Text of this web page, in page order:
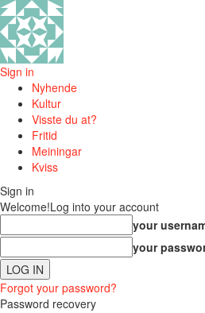
Sign in
Nyhende
Kultur
Visste du at?
Fritid
Meiningar
Kviss
Sign in
Welcome!Log into your account
your
your
Forgot your password?
Password recovery